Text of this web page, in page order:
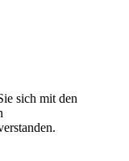
sich mit den